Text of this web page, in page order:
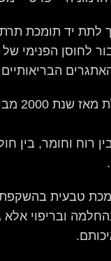
לתת יד תומכת
לחוסן הפנימי
מירב
רוח וחומר, בין
טבעית
ובריפוי אלא